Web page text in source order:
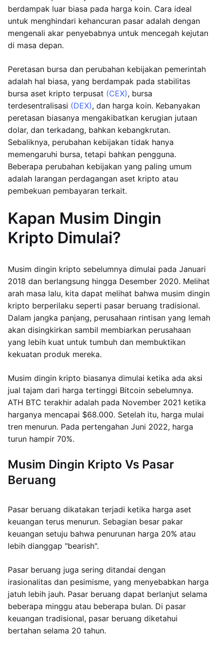
berdampak luar biasa pada harga koin. Cara ideal
untuk menghindari kehancuran pasar adalah dengan
mengenali akar penyebabnya untuk mencegah kejutan
di masa depan.
Peretasan bursa dan perubahan kebijakan pemerintah
adalah hal biasa, yang berdampak pada stabilitas
bursa aset kripto terpusat (CEX), bursa
terdesentralisasi (DEX), dan harga koin. Kebanyakan
peretasan biasanya mengakibatkan kerugian jutaan
dolar, dan terkadang, bahkan kebangkrutan.
Sebaliknya, perubahan kebijakan tidak hanya
memengaruhi bursa, tetapi bahkan pengguna.
Beberapa perubahan kebijakan yang paling umum
adalah larangan perdagangan aset kripto atau
pembekuan pembayaran terkait.
Kapan Musim Dingin
Kripto Dimulai?
Musim dingin kripto sebelumnya dimulai pada Januari
2018 dan berlangsung hingga Desember 2020. Melihat
arah masa lalu, kita dapat melihat bahwa musim dingin
kripto berperilaku seperti pasar beruang tradisional.
Dalam jangka panjang, perusahaan rintisan yang lemah
akan disingkirkan sambil membiarkan perusahaan
yang lebih kuat untuk tumbuh dan membuktikan
kekuatan produk mereka.
Musim dingin kripto biasanya dimulai ketika ada aksi
jual tajam dari harga tertinggi Bitcoin sebelumnya.
ATH BTC terakhir adalah pada November 2021 ketika
harganya mencapai $68.000. Setelah itu, harga mulai
tren menurun. Pada pertengahan Juni 2022, harga
turun hampir 70%.
Musim Dingin Kripto Vs Pasar
Beruang
Pasar beruang dikatakan terjadi ketika harga aset
keuangan terus menurun. Sebagian besar pakar
keuangan setuju bahwa penurunan harga 20% atau
lebih dianggap "bearish".
Pasar beruang juga sering ditandai dengan
irasionalitas dan pesimisme, yang menyebabkan harga
jatuh lebih jauh. Pasar beruang dapat berlanjut selama
beberapa minggu atau beberapa bulan. Di pasar
keuangan tradisional, pasar beruang diketahui
bertahan selama 20 tahun.